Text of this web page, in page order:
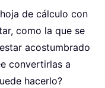
de cálculo con
como la que se
acostumbrado
convertirlas a
hacerlo?